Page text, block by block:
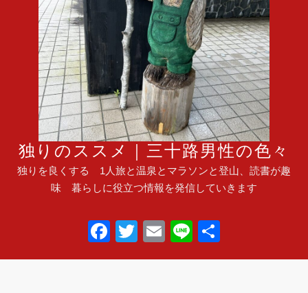
独りのススメ｜三十路男性の色々
独りを良くする 1人旅と温泉とマラソンと登山、読書が趣
味 暮らしに役立つ情報を発信していきます
F
a
T
wi
E
m
Li
n 有